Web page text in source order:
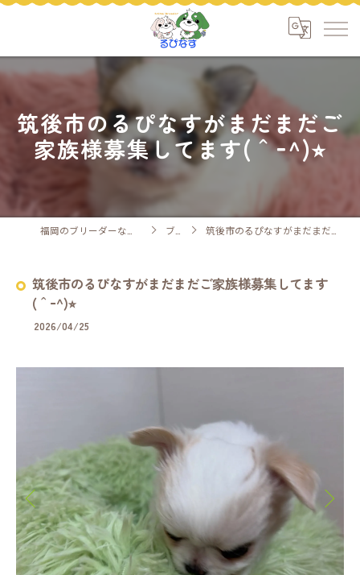
筑後市のるぴなすがまだまだご
家族様募集してます(＾ｰ^)⭐︎
ブログ 筑後市のるぴなすがまだまだご家族様募集してます(＾ｰ^)⭐︎
筑後市のるぴなすがまだまだご家族様募集してます
(＾ｰ^)⭐︎
2026/04/25